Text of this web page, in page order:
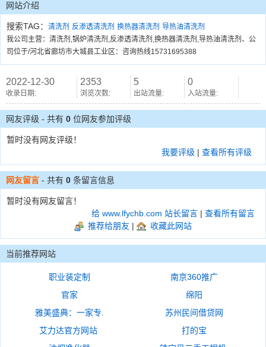
网站介绍
搜索TAG： 清洗剂 反渗透清洗剂 换热器清洗剂 导热油清洗剂
我公司主营：清洗剂,锅炉清洗剂,反渗透清洗剂,换热器清洗剂,导热油清洗剂、公
司位于/河北省廊坊市大城县工业区：咨询热线15731695388
2022-12-30
收录日期:
2353
浏览次数:
5
出站流量:
0
入站流量:
网友评级 - 共有 0 位网友参加评级
暂时没有网友评级！
我要评级 | 查看所有评级
网友留言 - 共有 0 条留言信息
暂时没有网友留言！
给 www.lfychb.com 站长留言 | 查看所有留言
推荐给朋友 | 收藏此网站
当前推荐网站
职业装定制
南京360推广
官家
绵阳
雅美盛典：一家专.
苏州民间借贷网
艾力达官方网站
打的宝